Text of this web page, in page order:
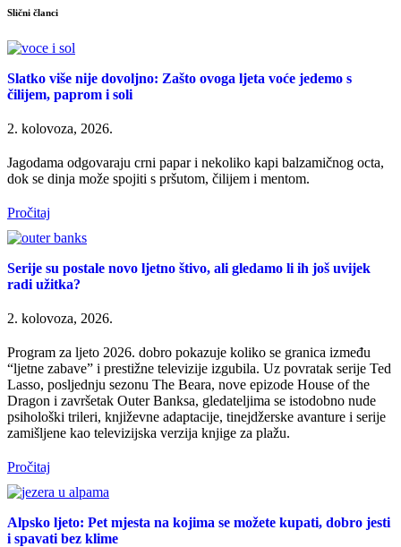
Slični članci
Slatko više nije dovoljno: Zašto ovoga ljeta voće jedemo s
čilijem, paprom i soli
2. kolovoza, 2026.
Jagodama odgovaraju crni papar i nekoliko kapi balzamičnog octa,
dok se dinja može spojiti s pršutom, čilijem i mentom.
Pročitaj
Serije su postale novo ljetno štivo, ali gledamo li ih još uvijek
radi užitka?
2. kolovoza, 2026.
Program za ljeto 2026. dobro pokazuje koliko se granica između
“ljetne zabave” i prestižne televizije izgubila. Uz povratak serije Ted
Lasso, posljednju sezonu The Beara, nove epizode House of the
Dragon i završetak Outer Banksa, gledateljima se istodobno nude
psihološki trileri, književne adaptacije, tinejdžerske avanture i serije
zamišljene kao televizijska verzija knjige za plažu.
Pročitaj
Alpsko ljeto: Pet mjesta na kojima se možete kupati, dobro jesti
i spavati bez klime